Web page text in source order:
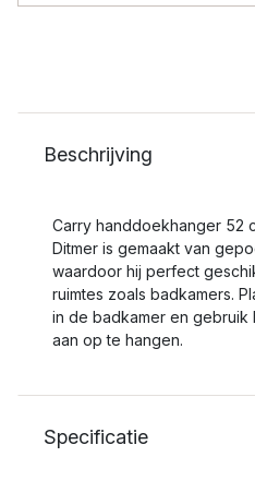
Beschrijving
Carry handdoekhanger 52
Ditmer is gemaakt van
waardoor hij perfect
ruimtes zoals badkamers.
in de badkamer en gebruik
aan op te hangen.
Specificatie